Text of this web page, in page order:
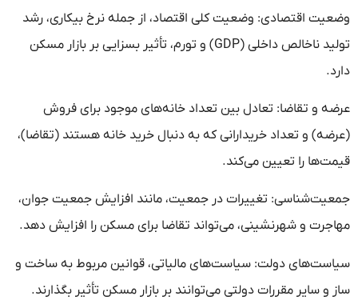
وضعیت اقتصادی: وضعیت کلی اقتصاد، از جمله نرخ بیکاری، رشد
تولید ناخالص داخلی (GDP) و تورم، تأثیر بسزایی بر بازار مسکن
دارد.
عرضه و تقاضا: تعادل بین تعداد خانه‌های موجود برای فروش
(عرضه) و تعداد خریدارانی که به دنبال خرید خانه هستند (تقاضا)،
قیمت‌ها را تعیین می‌کند.
جمعیت‌شناسی: تغییرات در جمعیت، مانند افزایش جمعیت جوان،
مهاجرت و شهرنشینی، می‌تواند تقاضا برای مسکن را افزایش دهد.
سیاست‌های دولت: سیاست‌های مالیاتی، قوانین مربوط به ساخت و
ساز و سایر مقررات دولتی می‌توانند بر بازار مسکن تأثیر بگذارند.